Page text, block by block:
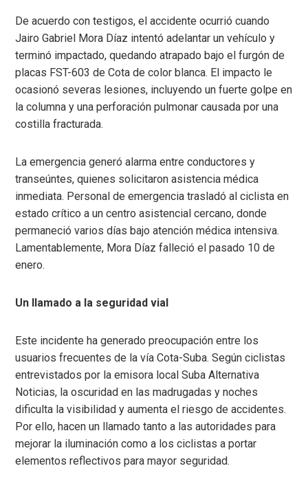
De acuerdo con testigos, el accidente ocurrió cuando
Jairo Gabriel Mora Díaz intentó adelantar un vehículo y
terminó impactado, quedando atrapado bajo el furgón de
placas FST-603 de Cota de color blanca. El impacto le
ocasionó severas lesiones, incluyendo un fuerte golpe en
la columna y una perforación pulmonar causada por una
costilla fracturada.
La emergencia generó alarma entre conductores y
transeúntes, quienes solicitaron asistencia médica
inmediata. Personal de emergencia trasladó al ciclista en
estado crítico a un centro asistencial cercano, donde
permaneció varios días bajo atención médica intensiva.
Lamentablemente, Mora Díaz falleció el pasado 10 de
enero.
Un llamado a la seguridad vial
Este incidente ha generado preocupación entre los
usuarios frecuentes de la vía Cota-Suba. Según ciclistas
entrevistados por la emisora local Suba Alternativa
Noticias, la oscuridad en las madrugadas y noches
dificulta la visibilidad y aumenta el riesgo de accidentes.
Por ello, hacen un llamado tanto a las autoridades para
mejorar la iluminación como a los ciclistas a portar
elementos reflectivos para mayor seguridad.